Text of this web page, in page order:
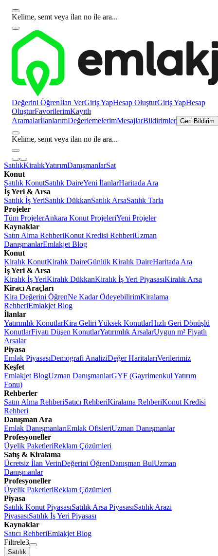
Kelime, semt veya ilan no ile ara...
Değerini Öğrenİlan VerGiriş YapHesap OluşturGiriş YapHesap
OluşturFavorilerimKayıtlı
AramalarİlanlarımDeğerlemelerimMesajlarBildirimler Geri Bildirim
Kelime, semt veya ilan no ile ara...
SatılıkKiralıkYatırımDanışmanlarSat
Konut
Satılık KonutSatılık DaireYeni İlanlarHaritada Ara
İş Yeri & Arsa
Satılık İş YeriSatılık DükkanSatılık ArsaSatılık Tarla
Projeler
Tüm ProjelerAnkara Konut ProjeleriYeni Projeler
Kaynaklar
Satın Alma RehberiKonut Kredisi RehberiUzman
DanışmanlarEmlakjet Blog
Konut
Kiralık KonutKiralık DaireGünlük Kiralık DaireHaritada Ara
İş Yeri & Arsa
Kiralık İş YeriKiralık DükkanKiralık İş Yeri PiyasasıKiralık Arsa
Kiracı Araçları
Kira Değerini ÖğrenNe Kadar ÖdeyebilirimKiralama
RehberiEmlakjet Blog
İlanlar
Yatırımlık KonutlarKira Geliri Yüksek KonutlarHızlı Geri Dönüşlü
KonutlarFiyatı Düşen KonutlarYatırımlık ArsalarUygun m² Fiyatlı
Arsalar
Piyasa
Emlak PiyasasıDemografi AnaliziDeğer HaritalarıVerilerimiz
Keşfet
Emlakjet BlogUzman DanışmanlarGYF (Gayrimenkul Yatırım
Fonu)
Rehberler
Satın Alma RehberiSatıcı RehberiKiralama RehberiKonut Kredisi
Rehberi
Danışman Ara
Emlak DanışmanlarıEmlak OfisleriUzman Danışmanlar
Profesyoneller
Üyelik PaketleriReklam Çözümleri
Satış & Kiralama
Ücretsiz İlan VerinDeğerini ÖğrenDanışman BulUzman
Danışmanlar
Profesyoneller
Üyelik PaketleriReklam Çözümleri
Piyasa
Satılık Konut PiyasasıSatılık Arsa PiyasasıSatılık Arazi
PiyasasıSatılık İş Yeri Piyasası
Kaynaklar
Satıcı RehberiEmlakjet Blog
Filtrele3
Satılık